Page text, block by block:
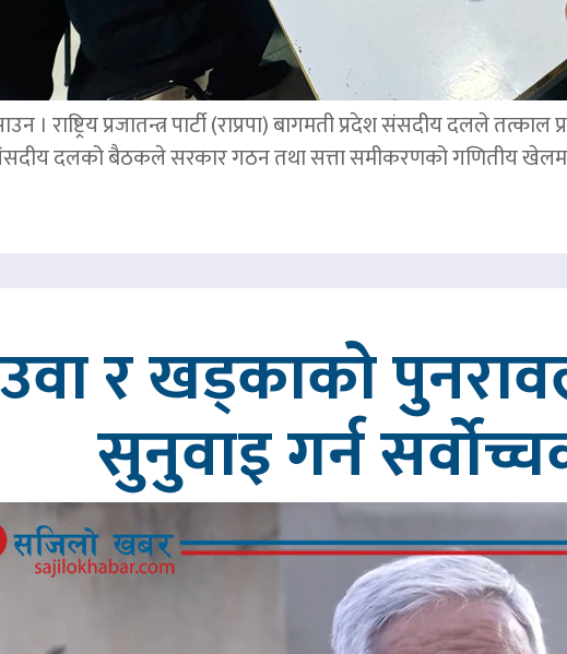
। राष्ट्रिय प्रजातन्त्र पार्टी (राप्रपा) बागमती प्रदेश संसदीय दलले
दलको बैठकले सरकार गठन तथा सत्ता समीकरणको गणितीय खेलमा
र खड्काको
सुनुवाइ गर्न